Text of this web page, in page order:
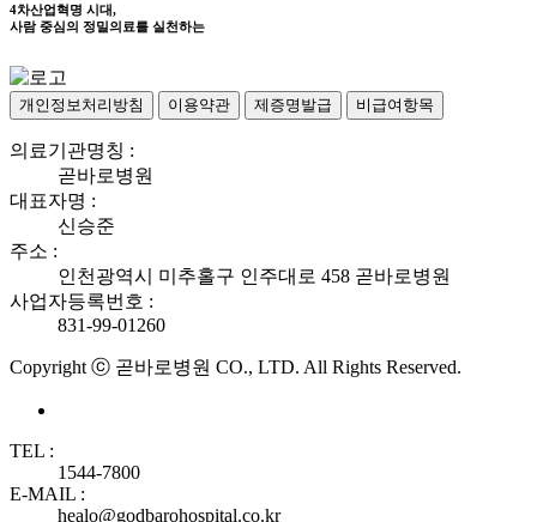
4차산업혁명 시대,
사람 중심의 정밀의료를 실천하는
개인정보처리방침 이용약관 제증명발급 비급여항목
의료기관명칭 :
곧바로병원
대표자명 :
신승준
주소 :
인천광역시 미추홀구 인주대로 458 곧바로병원
사업자등록번호 :
831-99-01260
Copyright ⓒ 곧바로병원 CO., LTD. All Rights Reserved.
TEL :
1544-7800
E-MAIL :
healo@godbarohospital.co.kr